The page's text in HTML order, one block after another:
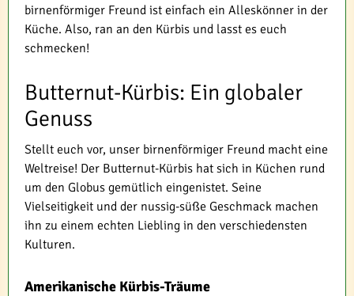
birnenförmiger Freund ist einfach ein Alleskönner in der
Küche. Also, ran an den Kürbis und lasst es euch
schmecken!
Butternut-Kürbis: Ein globaler
Genuss
Stellt euch vor, unser birnenförmiger Freund macht eine
Weltreise! Der Butternut-Kürbis hat sich in Küchen rund
um den Globus gemütlich eingenistet. Seine
Vielseitigkeit und der nussig-süße Geschmack machen
ihn zu einem echten Liebling in den verschiedensten
Kulturen.
Amerikanische Kürbis-Träume